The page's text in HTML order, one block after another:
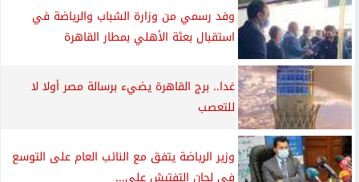
وفد رسمي من وزارة الشباب والرياضة في
استقبال بعثة الأهلي بمطار القاهرة
غدا.. برج القاهرة يضيء برسالة مصر أولا لا
للتعصب
وزير الرياضة يتفق مع النائب العام على التوسع
في لجان التفتيش على...